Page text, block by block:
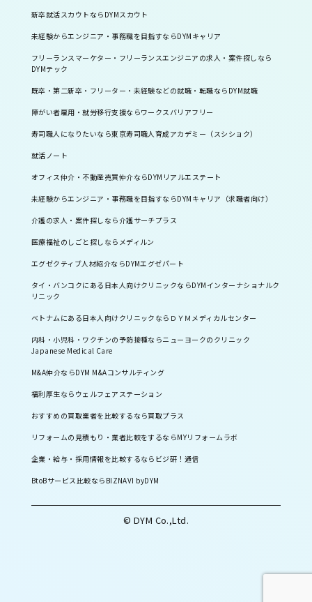
新卒就活スカウトならDYMスカウト
未経験からエンジニア・事務職を目指すならDYMキャリア
フリーランスマーケター・フリーランスエンジニアの求人・案件探しなら
DYMテック
既卒・第二新卒・フリーター・未経験などの就職・転職ならDYM就職
障がい者雇用・就労移行支援ならワークスバリアフリー
寿司職人になりたいなら東京寿司職人育成アカデミー（スシショク）
就活ノート
オフィス仲介・不動産売買仲介ならDYMリアルエステート
未経験からエンジニア・事務職を目指すならDYMキャリア（求職者向け）
介護の求人・案件探しなら介護サーチプラス
医療福祉のしごと探しならメディルン
エグゼクティブ人材紹介ならDYMエグゼパート
タイ・バンコクにある日本人向けクリニックならDYMインターナショナルク
リニック
ベトナムにある日本人向けクリニックならＤＹＭメディカルセンター
内科・小児科・ワクチンの予防接種ならニューヨークのクリニック
Japanese Medical Care
M&A仲介ならDYM M&Aコンサルティング
福利厚生ならウェルフェアステーション
おすすめの買取業者を比較するなら買取プラス
リフォームの見積もり・業者比較をするならMYリフォームラボ
企業・給与・採用情報を比較するならビジ研！通信
BtoBサービス比較ならBIZNAVI byDYM
© DYM Co.,Ltd.